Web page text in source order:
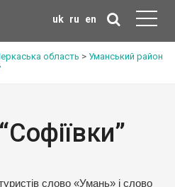
uk ru en
область > Уманський район
слово «Умань» і слово